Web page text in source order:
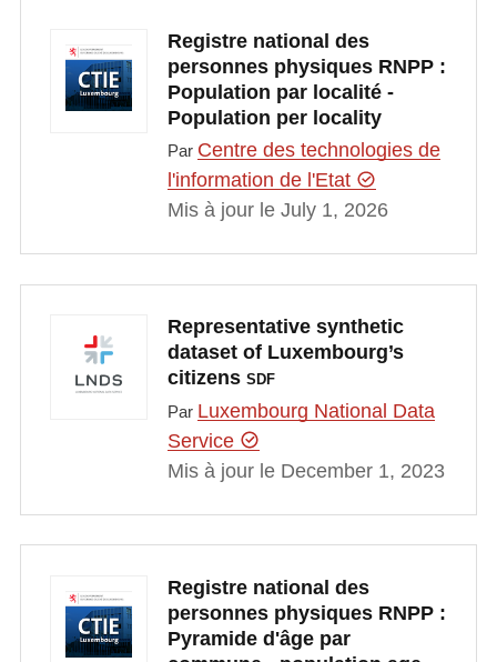
Registre national des
personnes physiques RNPP :
Population par localité -
Population per locality
Par Centre des technologies de
l'information de l'Etat
Mis à jour le July 1, 2026
Representative synthetic
dataset of Luxembourg’s
citizens SDF
Par Luxembourg National Data
Service
Mis à jour le December 1, 2023
Registre national des
personnes physiques RNPP :
Pyramide d'âge par